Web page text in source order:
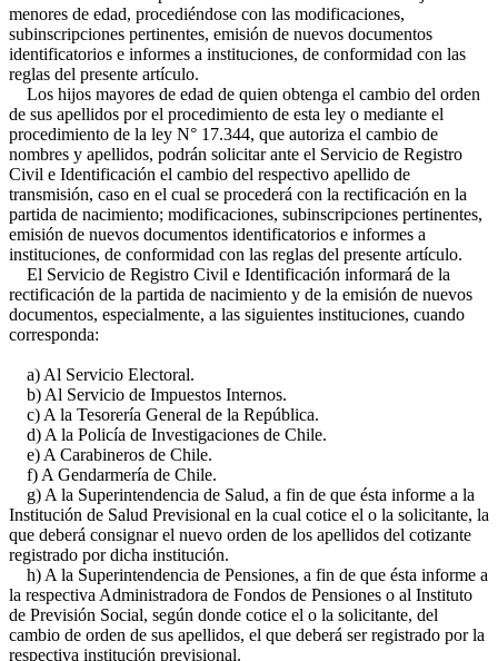
menores de edad, procediéndose con las modificaciones,
subinscripciones pertinentes, emisión de nuevos documentos
identificatorios e informes a instituciones, de conformidad con las
reglas del presente artículo.
Los hijos mayores de edad de quien obtenga el cambio del orden
de sus apellidos por el procedimiento de esta ley o mediante el
procedimiento de la ley N° 17.344, que autoriza el cambio de
nombres y apellidos, podrán solicitar ante el Servicio de Registro
Civil e Identificación el cambio del respectivo apellido de
transmisión, caso en el cual se procederá con la rectificación en la
partida de nacimiento; modificaciones, subinscripciones pertinentes,
emisión de nuevos documentos identificatorios e informes a
instituciones, de conformidad con las reglas del presente artículo.
El Servicio de Registro Civil e Identificación informará de la
rectificación de la partida de nacimiento y de la emisión de nuevos
documentos, especialmente, a las siguientes instituciones, cuando
corresponda:
a) Al Servicio Electoral.
b) Al Servicio de Impuestos Internos.
c) A la Tesorería General de la República.
d) A la Policía de Investigaciones de Chile.
e) A Carabineros de Chile.
f) A Gendarmería de Chile.
g) A la Superintendencia de Salud, a fin de que ésta informe a la
Institución de Salud Previsional en la cual cotice el o la solicitante, la
que deberá consignar el nuevo orden de los apellidos del cotizante
registrado por dicha institución.
h) A la Superintendencia de Pensiones, a fin de que ésta informe a
la respectiva Administradora de Fondos de Pensiones o al Instituto
de Previsión Social, según donde cotice el o la solicitante, del
cambio de orden de sus apellidos, el que deberá ser registrado por la
respectiva institución previsional.